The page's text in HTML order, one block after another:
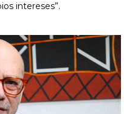
intereses”.